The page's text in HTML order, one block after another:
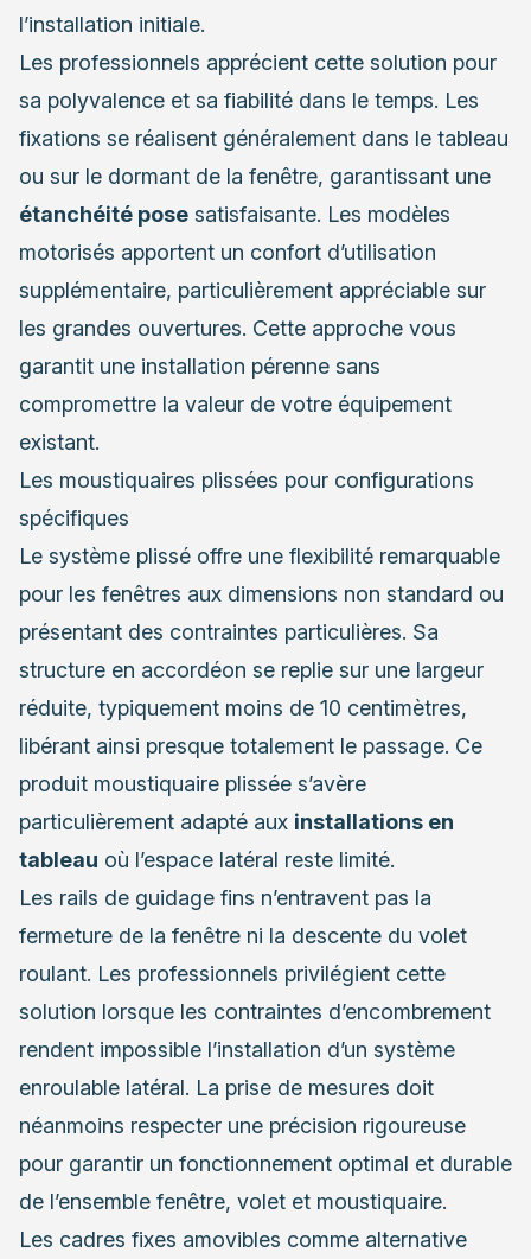
l’installation initiale.
Les professionnels apprécient cette solution pour
sa polyvalence et sa fiabilité dans le temps. Les
fixations se réalisent généralement dans le tableau
ou sur le dormant de la fenêtre, garantissant une
étanchéité pose satisfaisante. Les modèles
motorisés apportent un confort d’utilisation
supplémentaire, particulièrement appréciable sur
les grandes ouvertures. Cette approche vous
garantit une installation pérenne sans
compromettre la valeur de votre équipement
existant.
Les moustiquaires plissées pour configurations
spécifiques
Le système plissé offre une flexibilité remarquable
pour les fenêtres aux dimensions non standard ou
présentant des contraintes particulières. Sa
structure en accordéon se replie sur une largeur
réduite, typiquement moins de 10 centimètres,
libérant ainsi presque totalement le passage. Ce
produit moustiquaire plissée s’avère
particulièrement adapté aux installations en
tableau où l’espace latéral reste limité.
Les rails de guidage fins n’entravent pas la
fermeture de la fenêtre ni la descente du volet
roulant. Les professionnels privilégient cette
solution lorsque les contraintes d’encombrement
rendent impossible l’installation d’un système
enroulable latéral. La prise de mesures doit
néanmoins respecter une précision rigoureuse
pour garantir un fonctionnement optimal et durable
de l’ensemble fenêtre, volet et moustiquaire.
Les cadres fixes amovibles comme alternative